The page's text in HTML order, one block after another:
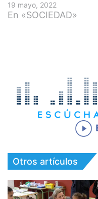
19 mayo, 2022
En «SOCIEDAD»
Otros artículos